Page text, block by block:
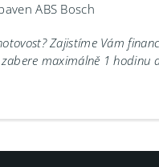
ABS Bosch
Zajistíme Vám
maximálně 1 hodinu